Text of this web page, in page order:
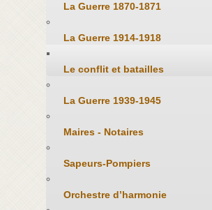
La Guerre 1870-1871
La Guerre 1914-1918
Le conflit et batailles
La Guerre 1939-1945
Maires - Notaires
Sapeurs-Pompiers
Orchestre d’harmonie